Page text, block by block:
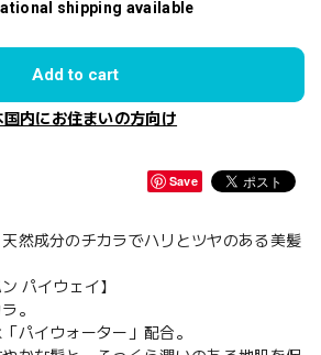
shipping available
Add to cart
国内にお住まいの方向け
Save
然成分のチカラでハリとツヤのある美髪
パイウェイ】
。
パイウォーター」配合。